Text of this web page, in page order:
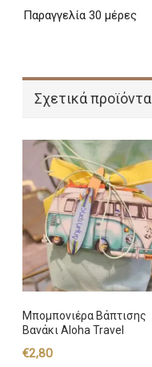
Παραγγελία 30 μέρες
Σχετικά προϊόντα
Μπομπονιέρα Βάπτισης
Βανάκι Aloha Travel
€2,80